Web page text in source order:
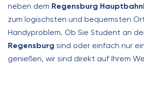
neben dem Regensburg
zum logischsten und bequemsten
Handyproblem. Ob Sie Student an
Regensburg sind oder einfach nur
genießen, wir sind direkt auf Ihrem